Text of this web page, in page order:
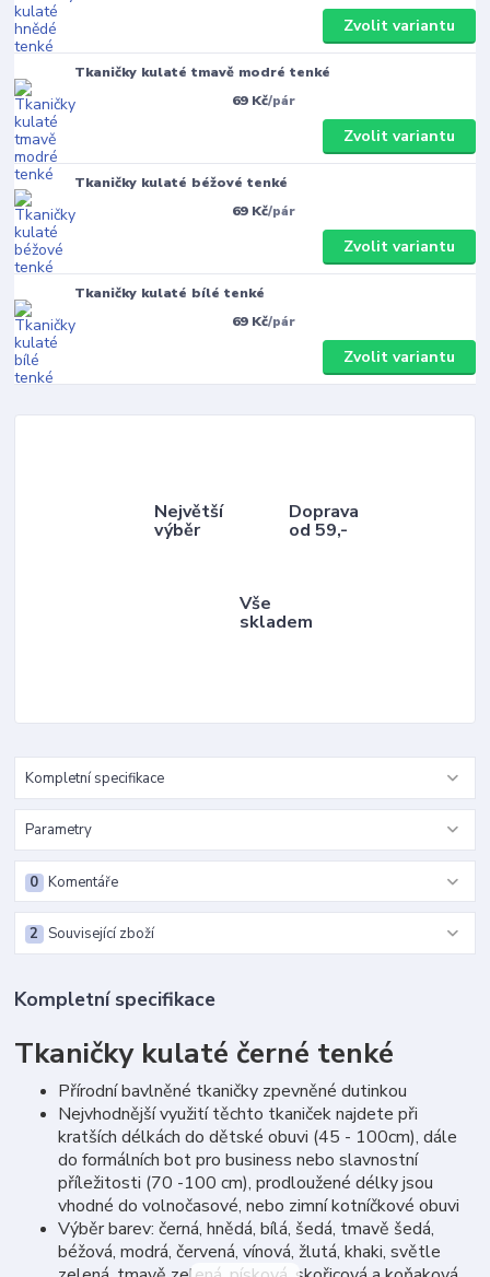
Zvolit variantu
Tkaničky kulaté tmavě modré tenké
69 Kč/pár
Zvolit variantu
Tkaničky kulaté béžové tenké
69 Kč/pár
Zvolit variantu
Tkaničky kulaté bílé tenké
69 Kč/pár
Zvolit variantu
Největší
výběr
Doprava
od 59,-
Vše
skladem
Kompletní specifikace
Parametry
Komentáře
0
Související zboží
2
Kompletní specifikace
Tkaničky kulaté černé tenké
Přírodní bavlněné tkaničky zpevněné dutinkou
Nejvhodnější využití těchto tkaniček najdete při
kratších délkách do dětské obuvi (45 - 100cm), dále
do formálních bot pro business nebo slavnostní
příležitosti (70 -100 cm), prodloužené délky jsou
vhodné do volnočasové, nebo zimní kotníčkové obuvi
Výběr barev: černá, hnědá, bílá, šedá, tmavě šedá,
béžová, modrá, červená, vínová, žlutá, khaki, světle